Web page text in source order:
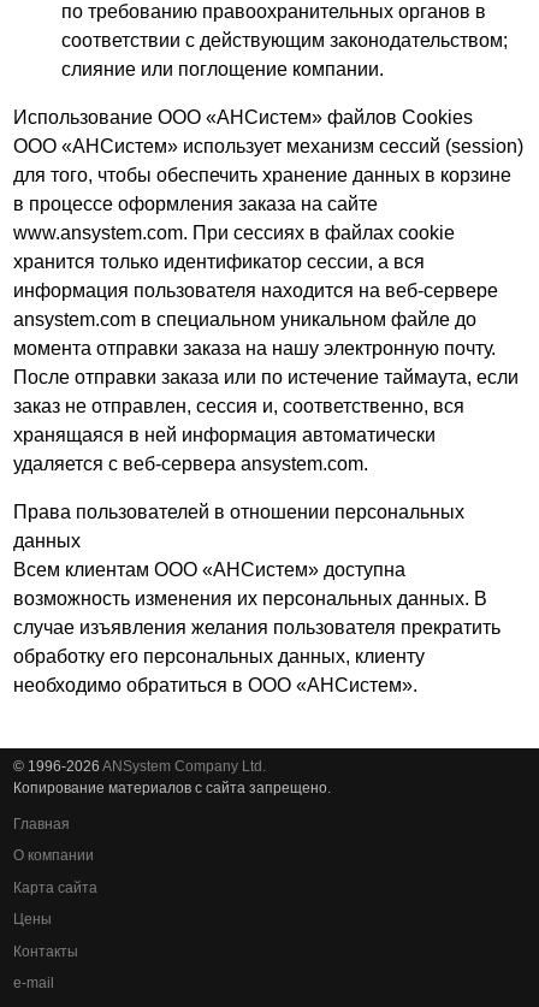
по требованию правоохранительных органов в
соответствии с действующим законодательством;
слияние или поглощение компании.
Использование ООО «АНСистем» файлов Cookies
ООО «АНСистем» использует механизм сессий (session)
для того, чтобы обеспечить хранение данных в корзине
в процессе оформления заказа на сайте
www.ansystem.com. При сессиях в файлах cookie
хранится только идентификатор сессии, а вся
информация пользователя находится на веб-сервере
ansystem.com в специальном уникальном файле до
момента отправки заказа на нашу электронную почту.
После отправки заказа или по истечение таймаута, если
заказ не отправлен, сессия и, соответственно, вся
хранящаяся в ней информация автоматически
удаляется с веб-сервера ansystem.com.
Права пользователей в отношении персональных
данных
Всем клиентам ООО «АНСистем» доступна
возможность изменения их персональных данных. В
случае изъявления желания пользователя прекратить
обработку его персональных данных, клиенту
необходимо обратиться в ООО «АНСистем».
© 1996-2026ANSystem Company Ltd.
Копирование материалов с сайта запрещено.
Главная
О компании
Карта сайта
Цены
Контакты
e-mail